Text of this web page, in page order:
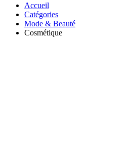
Accueil
Catégories
Mode & Beauté
Cosmétique